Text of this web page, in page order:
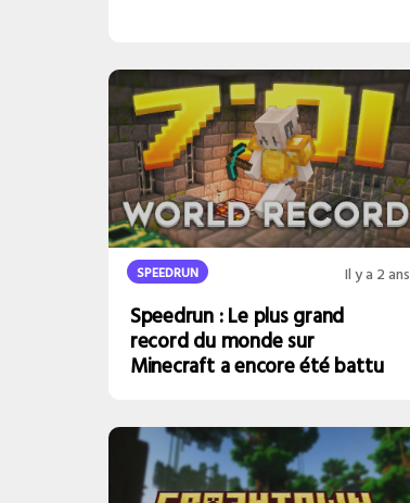
SPEEDRUN Il y a 2 ans
Speedrun : Le plus grand
record du monde sur
Minecraft a encore été battu